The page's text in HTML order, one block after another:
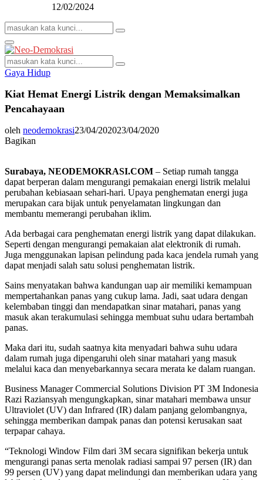
12/02/2024
Search
for:
Search
Primary
Menu
Search
for:
Search
Gaya Hidup
Kiat Hemat Energi Listrik dengan Memaksimalkan
Pencahayaan
oleh neodemokrasi23/04/202023/04/2020
Bagikan
Surabaya, NEODEMOKRASI.COM – Setiap rumah tangga
dapat berperan dalam mengurangi pemakaian energi listrik melalui
perubahan kebiasaan sehari-hari. Upaya penghematan energi juga
merupakan cara bijak untuk penyelamatan lingkungan dan
membantu memerangi perubahan iklim.
Ada berbagai cara penghematan energi listrik yang dapat dilakukan.
Seperti dengan mengurangi pemakaian alat elektronik di rumah.
Juga menggunakan lapisan pelindung pada kaca jendela rumah yang
dapat menjadi salah satu solusi penghematan listrik.
Sains menyatakan bahwa kandungan uap air memiliki kemampuan
mempertahankan panas yang cukup lama. Jadi, saat udara dengan
kelembaban tinggi dan mendapatkan sinar matahari, panas yang
masuk akan terakumulasi sehingga membuat suhu udara bertambah
panas.
Maka dari itu, sudah saatnya kita menyadari bahwa suhu udara
dalam rumah juga dipengaruhi oleh sinar matahari yang masuk
melalui kaca dan menyebarkannya secara merata ke dalam ruangan.
Business Manager Commercial Solutions Division PT 3M Indonesia
Razi Raziansyah mengungkapkan, sinar matahari membawa unsur
Ultraviolet (UV) dan Infrared (IR) dalam panjang gelombangnya,
sehingga memberikan dampak panas dan potensi kerusakan saat
terpapar cahaya.
“Teknologi Window Film dari 3M secara signifikan bekerja untuk
mengurangi panas serta menolak radiasi sampai 97 persen (IR) dan
99 persen (UV) yang dapat melindungi dan memberikan udara yang